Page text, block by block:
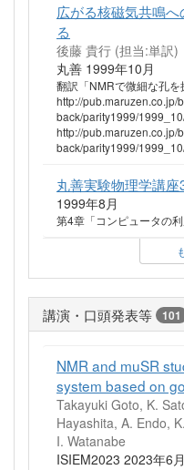
広がる核磁気共鳴
る
後藤 貴行 (担当:単訳)
丸善 1999年10月
翻訳「NMRで微細な孔を
http://
back/parity1999/
http://
back/parity1999/
丸善実験物理学講
1999年8月
第4章「コンピュータの
講演・口頭発表等 101
NMR and muSR
system based on
Takayuki Goto, K.
Hayashita, A. Endo,
I. Watanabe
ISIEM2023 2023年6